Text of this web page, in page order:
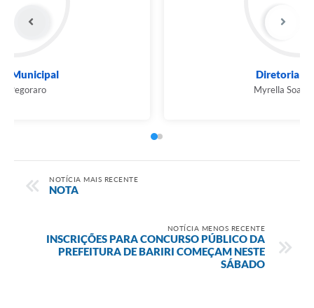
NOTÍCIA MAIS RECENTE
NOTA
NOTÍCIA MENOS RECENTE
INSCRIÇÕES PARA CONCURSO PÚBLICO DA
PREFEITURA DE BARIRI COMEÇAM NESTE
SÁBADO